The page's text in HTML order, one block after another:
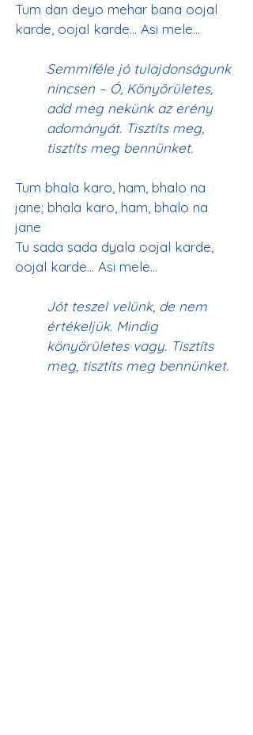
Tum dan deyo mehar bana oojal
Semmiféle jó tulajdonságunk
nincsen – Ó, Könyörületes,
add meg nekünk az erény
adományát. Tisztíts meg,
tisztíts meg bennünket.
Tum bhala karo, ham, bhalo na
jane; bhala karo, ham, bhalo na
jane
Tu sada sada dyala oojal karde,
Jót teszel velünk, de nem
értékeljük. Mindig
könyörületes vagy. Tisztíts
meg, tisztíts meg bennünket.